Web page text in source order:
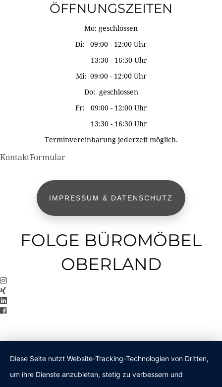
ÖFFNUNGSZEITEN
Mo: geschlossen
Di: 09:00 - 12:00 Uhr
13:30 - 16:30 Uhr
Mi: 09:00 - 12:00 Uhr
Do: geschlossen
Fr: 09:00 - 12:00 Uhr
13:30 - 16:30 Uhr
Terminvereinbarung jederzeit möglich.
KontaktFormular
IMPRESSUM & DATENSCHUTZ
FOLGE BÜROMÖBEL
OBERLAND
Diese Seite nutzt Website-Tracking-Technologien von Dritten,
um ihre Dienste anzubieten, stetig zu verbessern und